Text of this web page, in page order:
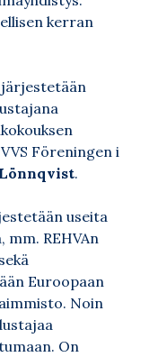
kerran
Föreningen i
.
useita
REHVAn
Euroopaan
Noin
On